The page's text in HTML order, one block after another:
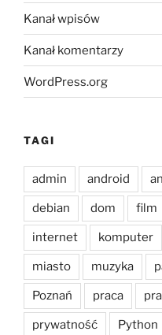
Kanał wpisów
Kanał komentarzy
WordPress.org
TAGI
admin android
debian dom film
internet komputer
miasto muzyka
Poznań praca
prywatność Python